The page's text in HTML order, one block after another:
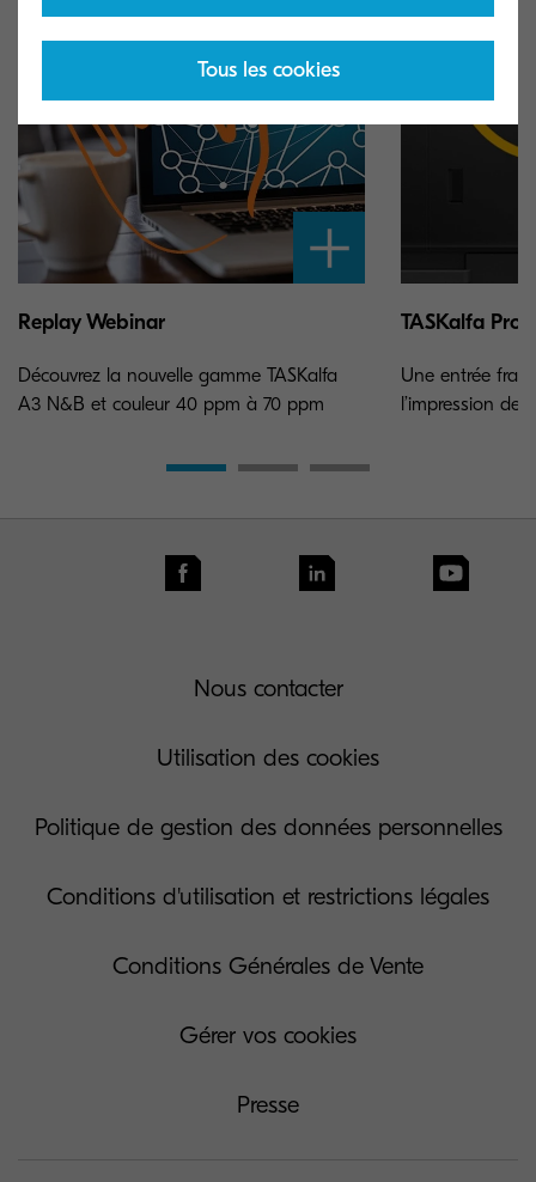
Replay Webinar
Découvrez la nouvelle gamme TASKalfa
A3 N&B et couleur 40 ppm à 70 ppm
TASKalfa Pro
Une entrée
l’impression de
Nous contacter
Utilisation des cookies
Politique de gestion des données personnelles
Conditions d'utilisation et restrictions légales
Conditions Générales de Vente
Gérer vos cookies
Presse
Tous les cookies